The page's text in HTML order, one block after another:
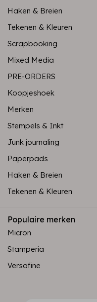
Haken & Breien
Tekenen & Kleuren
Scrapbooking
Mixed Media
PRE-ORDERS
Koopjeshoek
Merken
Stempels & Inkt
Junk journaling
Paperpads
Haken & Breien
Tekenen & Kleuren
Populaire merken
Micron
Stamperia
Versafine